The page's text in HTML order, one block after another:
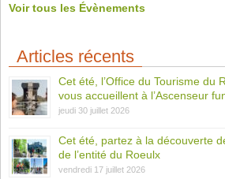
Voir tous les Évènements
Articles récents
Cet été, l’Office du Tourisme du
vous accueillent à l’Ascenseur
jeudi 30 juillet 2026
Cet été, partez à la découverte
de l’entité du Roeulx
vendredi 17 juillet 2026